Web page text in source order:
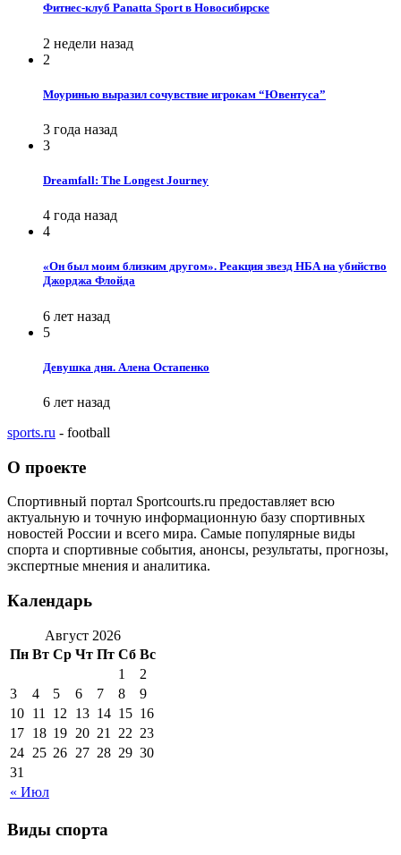
Фитнес-клуб Panatta Sport в Новосибирске
2 недели назад
2
Моуринью выразил сочувствие игрокам “Ювентуса”
3 года назад
3
Dreamfall: The Longest Journey
4 года назад
4
«Он был моим близким другом». Реакция звезд НБА на убийство
Джорджа Флойда
6 лет назад
5
Девушка дня. Алена Остапенко
6 лет назад
sports.ru - football
О проекте
Спортивный портал Sportcourts.ru предоставляет всю
актуальную и точную информационную базу спортивных
новостей России и всего мира. Самые популярные виды
спорта и спортивные события, анонсы, результаты, прогнозы,
экспертные мнения и аналитика.
Календарь
Август 2026
Пн Вт Ср Чт Пт Сб Вс
« Июл
1
2
3
4 5 6 7 8
9
10 11 12 13 14 15 16
17 18 19 20 21 22 23
24 25 26 27 28 29 30
31
Виды спорта